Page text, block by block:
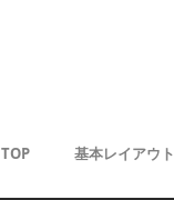
TOP 基本レイアウト